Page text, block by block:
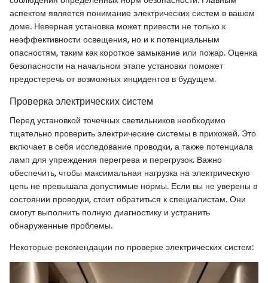
аспектом является понимание электрических систем в вашем
доме. Неверная установка может привести не только к
неэффективности освещения, но и к потенциальным
опасностям, таким как короткое замыкание или пожар. Оценка
безопасности на начальном этапе установки поможет
предостеречь от возможных инцидентов в будущем.
Проверка электрических систем
Перед установкой точечных светильников необходимо
тщательно проверить электрические системы в прихожей. Это
включает в себя исследование проводки, а также потенциала
ламп для упреждения перегрева и перегрузок. Важно
обеспечить, чтобы максимальная нагрузка на электрическую
цепь не превышала допустимые нормы. Если вы не уверены в
состоянии проводки, стоит обратиться к специалистам. Они
смогут выполнить полную диагностику и устранить
обнаруженные проблемы.
Некоторые рекомендации по проверке электрических систем: